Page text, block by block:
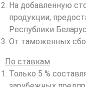
На добавленную
продукции,
Республики
От таможенных
По ставкам
Только 5 %